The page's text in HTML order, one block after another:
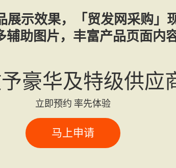
示效果，「贸发网采购」
助图片，丰富产品页面内
豪华及特级供应
立即预约 率先体验
马上申请